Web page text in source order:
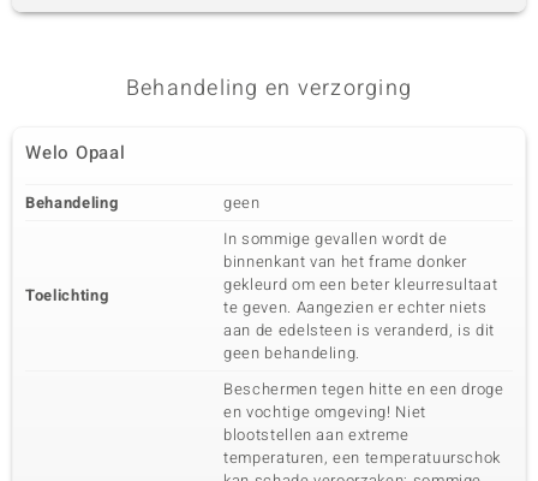
Behandeling en verzorging
Welo Opaal
Behandeling geen
Toelichting
In sommige gevallen wordt de
binnenkant van het frame donker
gekleurd om een beter kleurresultaat
te geven. Aangezien er echter niets
aan de edelsteen is veranderd, is dit
geen behandeling.
Beschermen tegen hitte en een droge
en vochtige omgeving! Niet
blootstellen aan extreme
temperaturen, een temperatuurschok